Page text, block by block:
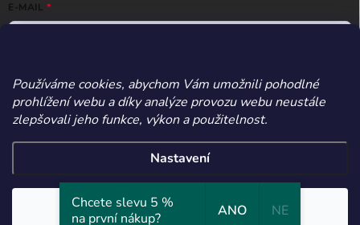
Používáme cookies, abychom Vám umožnili pohodlné
prohlížení webu a díky analýze provozu webu neustále
zlepšovali jeho funkce, výkon a použitelnost.
Nastavení
Souhlasím
E-MAIL
Vložením e-mailu souhlasíte spodmínkami ochrany osobních údajů
Přihlásit se
Copyright 2026
Upravit nastavení
cookies
Chcete slevu 5 %
na první nákup?
ANO NE